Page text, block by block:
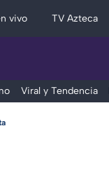
vivo TV Azteca
Viral y Tendencia